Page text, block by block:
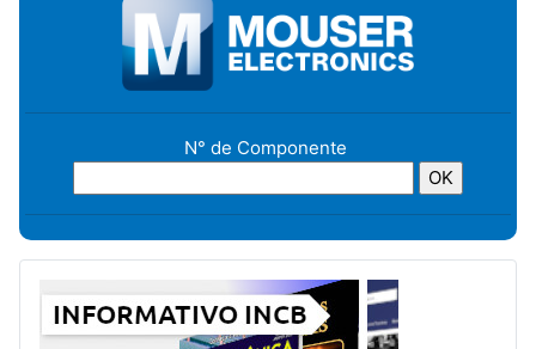
N° de Componente